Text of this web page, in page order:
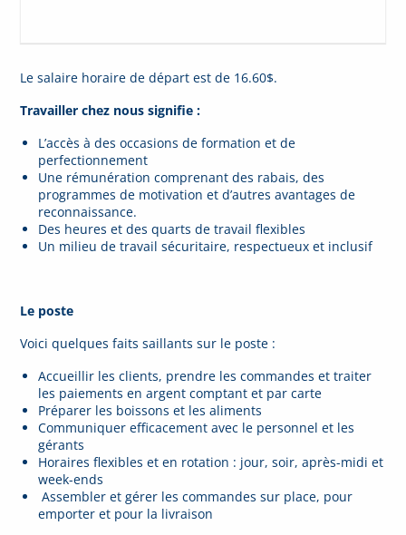
Le salaire horaire de départ est de 16.60$.
Travailler chez nous signifie :
L’accès à des occasions de formation et de
perfectionnement
Une rémunération comprenant des rabais, des
programmes de motivation et d’autres avantages de
reconnaissance.
Des heures et des quarts de travail flexibles
Un milieu de travail sécuritaire, respectueux et inclusif
Le poste
Voici quelques faits saillants sur le poste :
Accueillir les clients, prendre les commandes et traiter
les paiements en argent comptant et par carte
Préparer les boissons et les aliments
Communiquer efficacement avec le personnel et les
gérants
Horaires flexibles et en rotation : jour, soir, après-midi et
week-ends
Assembler et gérer les commandes sur place, pour
emporter et pour la livraison